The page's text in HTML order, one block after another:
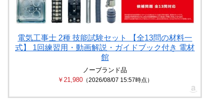
電気工事士 2種 技能試験セット 【全13問の材料一
式】 1回練習用・動画解説・ガイドブック付き 電材
館
ノーブランド品
￥21,980（2026/08/07 15:57時点）